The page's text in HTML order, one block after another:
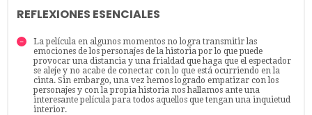
REFLEXIONES ESENCIALES
La película en algunos momentos no logra transmitir las
emociones de los personajes de la historia por lo que puede
provocar una distancia y una frialdad que haga que el espectador
se aleje y no acabe de conectar con lo que está ocurriendo en la
cinta. Sin embargo, una vez hemos logrado empatizar con los
personajes y con la propia historia nos hallamos ante una
interesante película para todos aquellos que tengan una inquietud
interior.